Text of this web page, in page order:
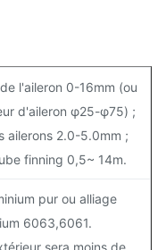
l'aileron 0-16mm (ou
d'aileron φ25-φ75) ;
ailerons 2.0-5.0mm ;
finning 0,5~ 14m.
pur ou alliage
6063,6061.
sera moins de